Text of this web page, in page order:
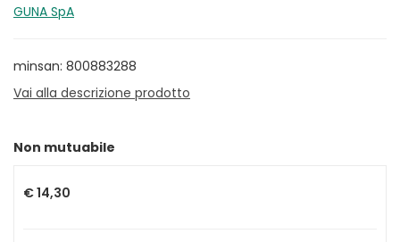
GUNA SpA
minsan: 800883288
Vai alla descrizione prodotto
Non mutuabile
€ 14,30